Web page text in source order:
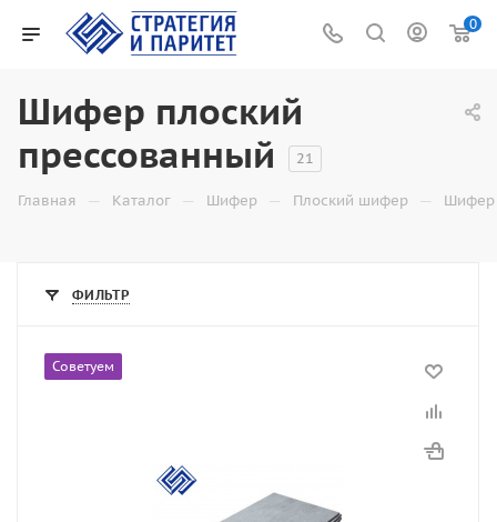
0
Шифер плоский
прессованный
21
Главная — Каталог — Шифер — Плоский шифер — Шифер
ФИЛЬТР
Советуем